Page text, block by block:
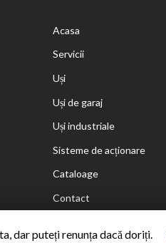
Acasa
Servicii
Uși
Uși de garaj
Uși industriale
Sisteme de acționare
Cataloage
Contact
dar puteți renunța dacă doriți.